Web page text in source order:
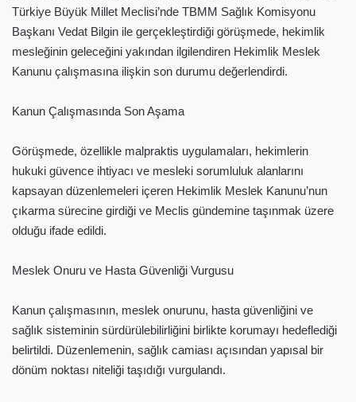
Türkiye Büyük Millet Meclisi’nde TBMM Sağlık Komisyonu
Başkanı Vedat Bilgin ile gerçekleştirdiği görüşmede, hekimlik
mesleğinin geleceğini yakından ilgilendiren Hekimlik Meslek
Kanunu çalışmasına ilişkin son durumu değerlendirdi.
Kanun Çalışmasında Son Aşama
Görüşmede, özellikle malpraktis uygulamaları, hekimlerin
hukuki güvence ihtiyacı ve mesleki sorumluluk alanlarını
kapsayan düzenlemeleri içeren Hekimlik Meslek Kanunu’nun
çıkarma sürecine girdiği ve Meclis gündemine taşınmak üzere
olduğu ifade edildi.
Meslek Onuru ve Hasta Güvenliği Vurgusu
Kanun çalışmasının, meslek onurunu, hasta güvenliğini ve
sağlık sisteminin sürdürülebilirliğini birlikte korumayı hedeflediği
belirtildi. Düzenlemenin, sağlık camiası açısından yapısal bir
dönüm noktası niteliği taşıdığı vurgulandı.